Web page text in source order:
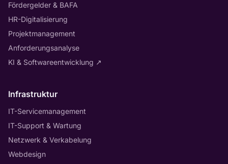
Fördergelder & BAFA
HR-Digitalisierung
Projektmanagement
Anforderungsanalyse
KI & Softwareentwicklung ↗
Infrastruktur
IT-Servicemanagement
IT-Support & Wartung
Netzwerk & Verkabelung
Webdesign